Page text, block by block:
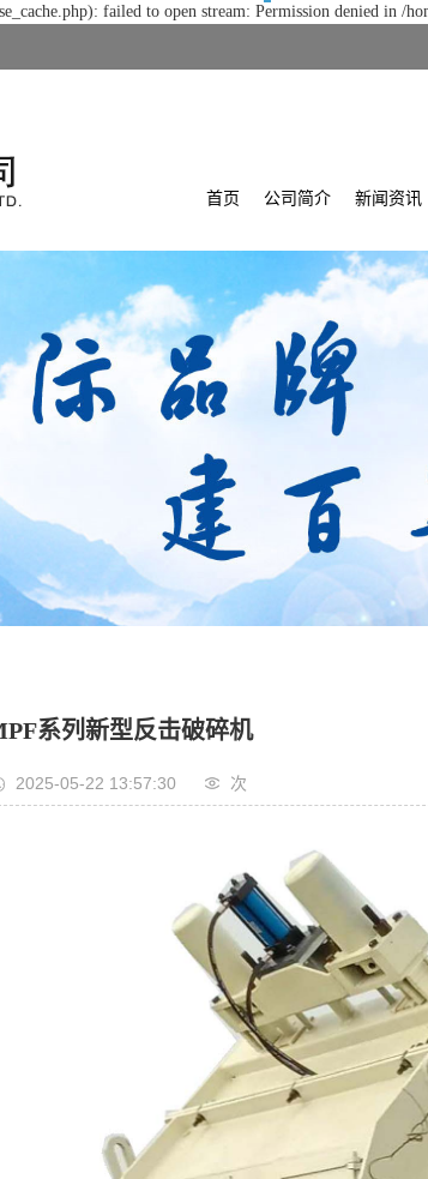
failed to open stream: Permission denied in /
首页 公司简介 新闻资讯
系列新型反击破碎机
2025-05-22 13:57:30 次